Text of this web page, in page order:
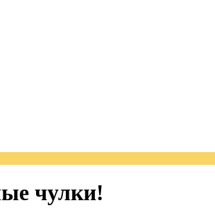
чулки!